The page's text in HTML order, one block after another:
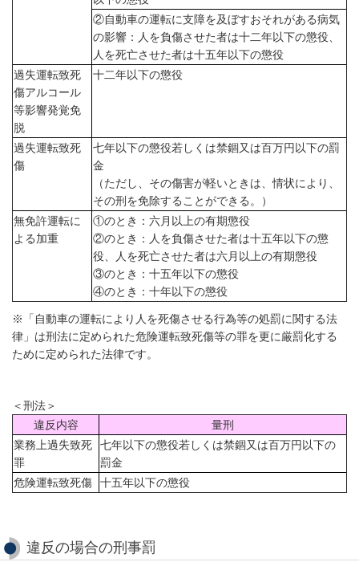
②自動車の運転に支障を及ぼすおそれがある病気
の影響：人を負傷させた者は十二年以下の懲役、
人を死亡させた者は十五年以下の懲役
過失運転致死
傷アルコール
等影響発覚免
脱
十二年以下の懲役
過失運転致死
傷
七年以下の懲役若しくは禁錮又は百万円以下の罰
金
（ただし、その傷害が軽いときは、情状により、
その刑を免除することができる。）
無免許運転に
よる加重
①のとき：六月以上の有期懲役
②のとき：人を負傷させた者は十五年以下の懲
役、人を死亡させた者は六月以上の有期懲役
③のとき：十五年以下の懲役
④のとき：十年以下の懲役
※「自動車の運転により人を死傷させる行為等の処罰に関する法
律」は刑法に定められた危険運転致死傷等の罪を更に厳罰化する
ために定められた法律です。
＜刑法＞
違反内容
量刑
業務上過失致死
罪
七年以下の懲役若しくは禁錮又は百万円以下の
罰金
危険運転致死傷
十五年以下の懲役
違反の場合の刑事罰